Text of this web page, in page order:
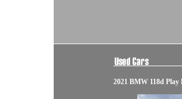
2021 BMW 118d